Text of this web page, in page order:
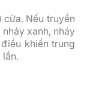
Nếu truyền
xanh, nháy
khiển trung